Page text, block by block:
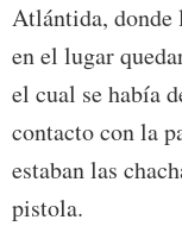
Atlántida, donde
en el lugar
el cual se había
contacto con la
estaban las
pistola.